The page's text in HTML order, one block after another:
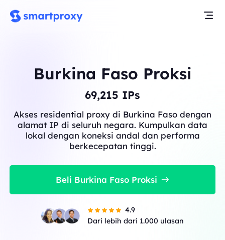
Burkina Faso Proksi
69,215 IPs
Akses residential proxy di Burkina Faso dengan
alamat IP di seluruh negara. Kumpulkan data
lokal dengan koneksi andal dan performa
berkecepatan tinggi.
Beli Burkina Faso Proksi
4.9
Dari lebih dari 1.000 ulasan